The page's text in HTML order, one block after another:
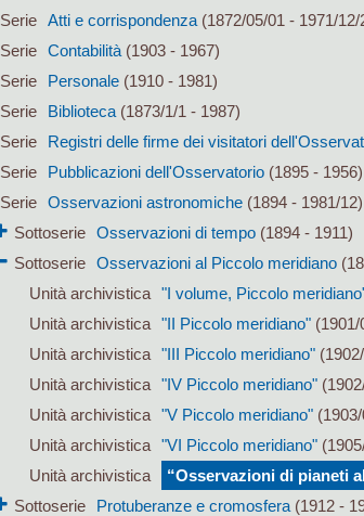
Serie Atti e corrispondenza(1872/05/01 - 1971/12/
Serie Contabilità(1903 - 1967)
Serie
Personale(1910 - 1981)
Serie
Biblioteca(1873/1/1 - 1987)
Serie
Registri delle firme dei visitatori
Serie
Pubblicazioni dell'Osservatorio(1895 - 1956)
Serie Osservazioni astronomiche(1894 - 1981/12)
Sottoserie
Osservazioni di tempo (1894 - 1911)
Sottoserie
Osservazioni al Piccolo meridiano
Unità archivistica
"I volume, Piccolo
Unità archivistica
"II Piccolo meridiano"(1901/
Unità archivistica
"III Piccolo meridiano"(1902/
Unità archivistica
"IV Piccolo meridiano"
Unità archivistica
"V Piccolo meridiano"(1903/
Unità archivistica
"VI Piccolo meridiano"
Unità archivistica
“Osservazioni di pianeti
Sottoserie
Protuberanze e cromosfera (1912 -